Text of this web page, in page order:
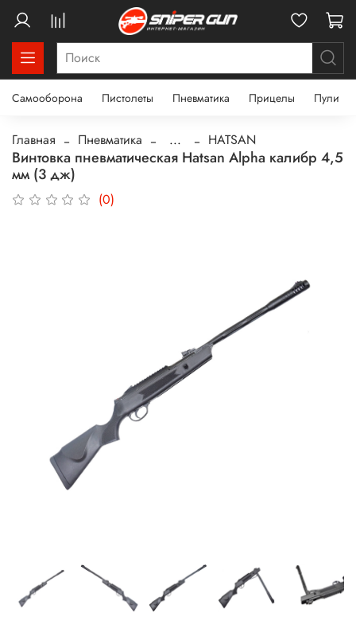
Самооборона Пистолеты Пневматика Прицелы Пули
Главная Пневматика ... HATSAN
Винтовка пневматическая Hatsan Alpha калибр 4,5
мм (3 дж)
(0)